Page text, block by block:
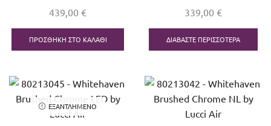
439,00 €
ΠΡΟΣΘΉΚΗ ΣΤΟ ΚΑΛΆΘΙ
339,00 €
ΔΙΑΒΆΣΤΕ ΠΕΡΙΣΣΌΤΕΡΑ
ΕΞΑΝΤΛΗΜΈΝΟ